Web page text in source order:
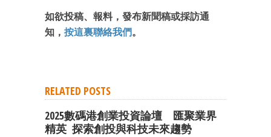
如欲投稿、報料，發布新聞稿或採訪通
知， 按這裏聯絡我們。
RELATED POSTS
2025數碼港創業投資論壇 匯聚業界
精英 探索創投與科技未來趨勢